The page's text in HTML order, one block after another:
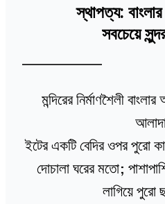
স্থাপত্য:
সবচেয়ে
মন্দিরের নির্মাণশৈলী
ইটের একটি বেদির ওপর পুরো
দোচালা ঘরের মতো;
লাগিয়ে পুরো